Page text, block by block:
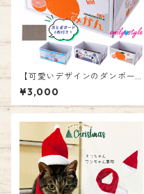
【可愛いデザインのダンボー
ル爪とぎ♪交換ボード4枚セッ
ト】猫爪とぎ ネコ ダンボール
ネコハウス 爪みがき お昼寝 耐
¥3,000